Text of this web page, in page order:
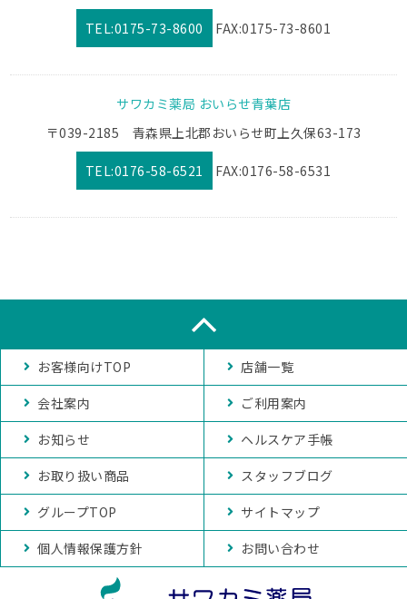
TEL:0175-73-8600 FAX:0175-73-8601
サワカミ薬局 おいらせ青葉店
〒039-2185 青森県上北郡おいらせ町上久保63-173
TEL:0176-58-6521 FAX:0176-58-6531
お客様向けTOP
店舗一覧
会社案内
ご利用案内
お知らせ
ヘルスケア手帳
お取り扱い商品
スタッフブログ
グループTOP
サイトマップ
個人情報保護方針
お問い合わせ